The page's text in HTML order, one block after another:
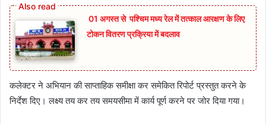
01 अगस्त से पश्चिम मध्य रेल में तत्काल आरक्षण के लिए
टोकन वितरण प्रक्रिया में बदलाव
कलेक्टर ने अभियान की साप्ताहिक समीक्षा कर समेकित रिपोर्ट प्रस्तुत करने के
निर्देश दिए। लक्ष्य तय कर तय समयसीमा में कार्य पूर्ण करने पर जोर दिया गया।